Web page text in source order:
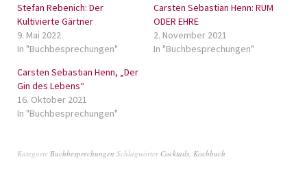
Stefan Rebenich: Der
Kultivierte Gärtner
9. Mai 2022
In "Buchbesprechungen"
Carsten Sebastian Henn: RUM
ODER EHRE
2. November 2021
In "Buchbesprechungen"
Carsten Sebastian Henn, „Der
Gin des Lebens“
16. Oktober 2021
In "Buchbesprechungen"
Kategorie Buchbesprechungen Schlagwörter Cocktails Kochbuch